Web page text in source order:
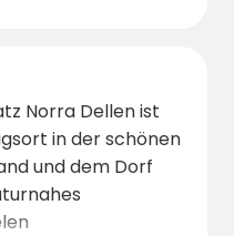
Norra Dellen ist
in der schönen
und dem Dorf